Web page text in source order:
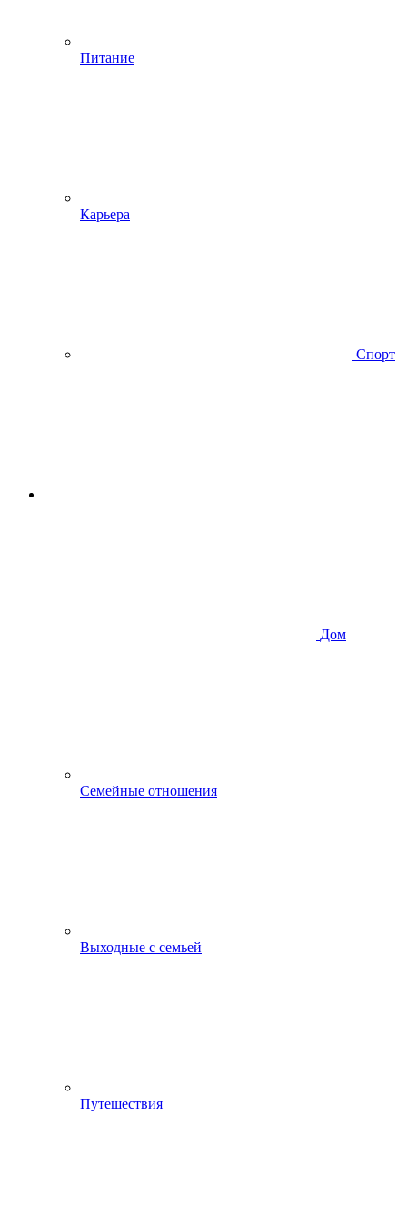
Питание
Карьера
Спорт
Дом
Семейные отношения
Выходные с семьей
Путешествия